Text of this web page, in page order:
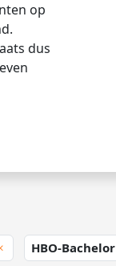
op
dus
HBO-Bachelor